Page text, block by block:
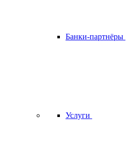
Банки-партнёры
Услуги